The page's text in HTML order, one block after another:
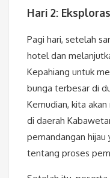
Hari 2:
Pagi hari, setelah
hotel dan
Kepahiang untuk
bunga terbesar di
Kemudian, kita
di daerah
pemandangan hijau
tentang proses